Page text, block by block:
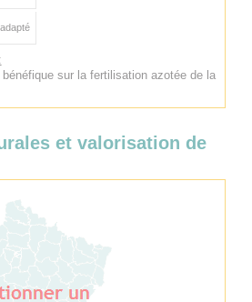
sur la fertilisation azotée de la
et valorisation de